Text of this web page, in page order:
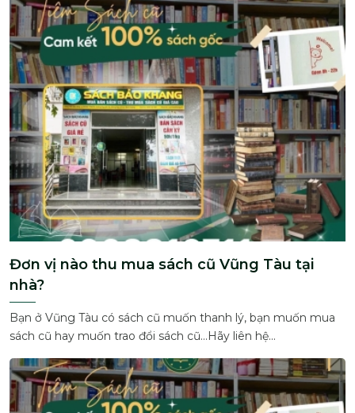
Đơn vị nào thu mua sách cũ Vũng Tàu tại
nhà?
Bạn ở Vũng Tàu có sách cũ muốn thanh lý, bạn muốn mua
sách cũ hay muốn trao đổi sách cũ…Hãy liên hệ...